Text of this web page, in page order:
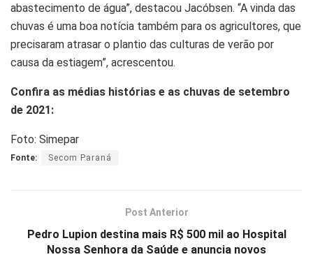
abastecimento de água”, destacou Jacóbsen. “A vinda das
chuvas é uma boa notícia também para os agricultores, que
precisaram atrasar o plantio das culturas de verão por
causa da estiagem”, acrescentou.
Confira as médias histórias e as chuvas de setembro
de 2021:
Foto: Simepar
Fonte: Secom Paraná
Post Anterior
Pedro Lupion destina mais R$ 500 mil ao Hospital
Nossa Senhora da Saúde e anuncia novos